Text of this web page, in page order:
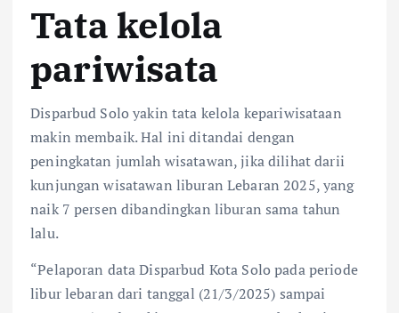
Tata kelola
pariwisata
Disparbud Solo yakin tata kelola kepariwisataan
makin membaik. Hal ini ditandai dengan
peningkatan jumlah wisatawan, jika dilihat darii
kunjungan wisatawan liburan Lebaran 2025, yang
naik 7 persen dibandingkan liburan sama tahun
lalu.
“Pelaporan data Disparbud Kota Solo pada periode
libur lebaran dari tanggal (21/3/2025) sampai